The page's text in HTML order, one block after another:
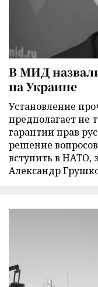
В МИД
на Украине
Установление
предполагает не
гарантии прав
решение
вступить в НАТО,
Александр